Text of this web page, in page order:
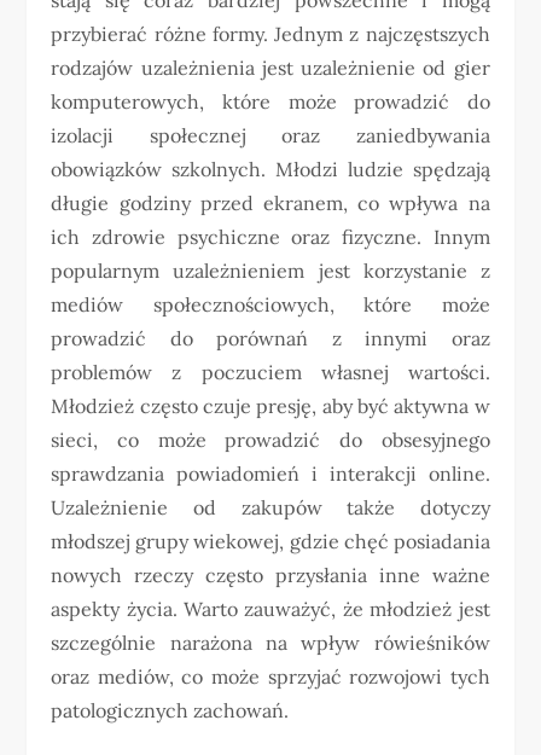
przybierać różne formy. Jednym z najczęstszych
rodzajów uzależnienia jest uzależnienie od gier
komputerowych, które może prowadzić do
izolacji społecznej oraz zaniedbywania
obowiązków szkolnych. Młodzi ludzie spędzają
długie godziny przed ekranem, co wpływa na
ich zdrowie psychiczne oraz fizyczne. Innym
popularnym uzależnieniem jest korzystanie z
mediów społecznościowych, które może
prowadzić do porównań z innymi oraz
problemów z poczuciem własnej wartości.
Młodzież często czuje presję, aby być aktywna w
sieci, co może prowadzić do obsesyjnego
sprawdzania powiadomień i interakcji online.
Uzależnienie od zakupów także dotyczy
młodszej grupy wiekowej, gdzie chęć posiadania
nowych rzeczy często przysłania inne ważne
aspekty życia. Warto zauważyć, że młodzież jest
szczególnie narażona na wpływ rówieśników
oraz mediów, co może sprzyjać rozwojowi tych
patologicznych zachowań.